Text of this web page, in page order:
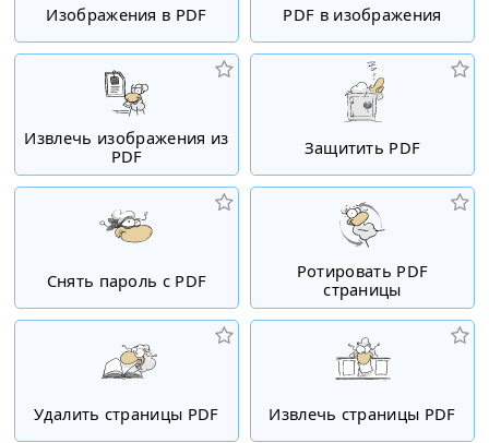
Изображения в PDF PDF в изображения
Извлечь изображения из
PDF
Защитить PDF
Снять пароль с PDF
Ротировать PDF
страницы
Удалить страницы PDF Извлечь страницы PDF